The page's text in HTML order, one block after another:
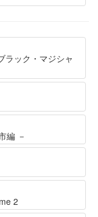
ック・マジシャ
編 －
2